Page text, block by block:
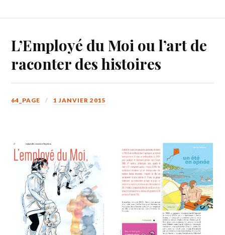
L’Employé du Moi ou l’art de
raconter des histoires
64_PAGE 1 JANVIER 2015